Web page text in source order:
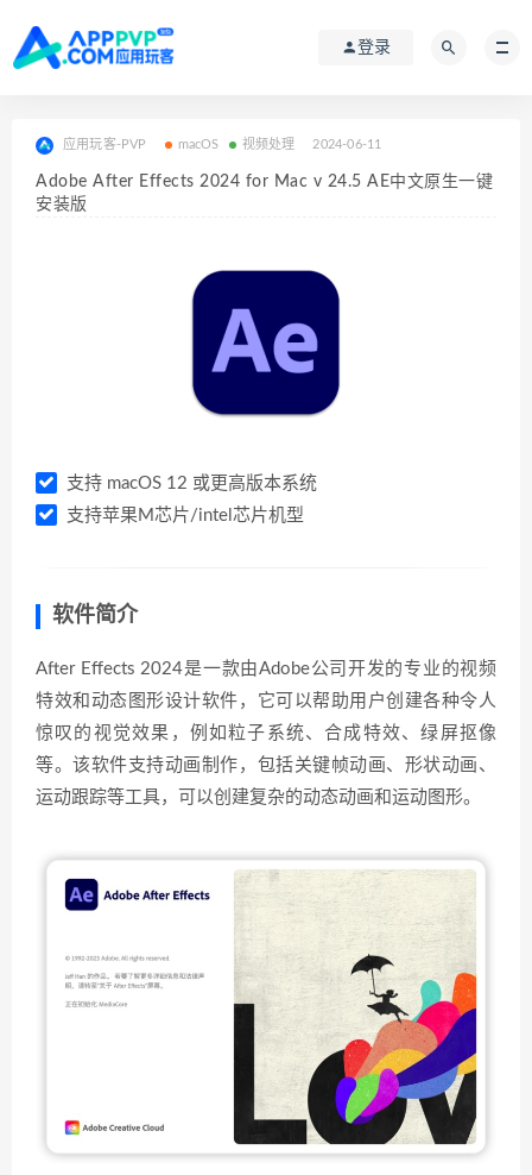
登录
应用玩客-PVP macOS 视频处理 2024-06-11
Adobe After Effects 2024 for Mac v 24.5 AE中文原生一键
安装版
支持 macOS 12 或更高版本系统
支持苹果M芯片/intel芯片机型
软件简介
After Effects 2024是一款由Adobe公司开发的专业的视频
特效和动态图形设计软件，它可以帮助用户创建各种令人
惊叹的视觉效果，例如粒子系统、合成特效、绿屏抠像
等。该软件支持动画制作，包括关键帧动画、形状动画、
运动跟踪等工具，可以创建复杂的动态动画和运动图形。